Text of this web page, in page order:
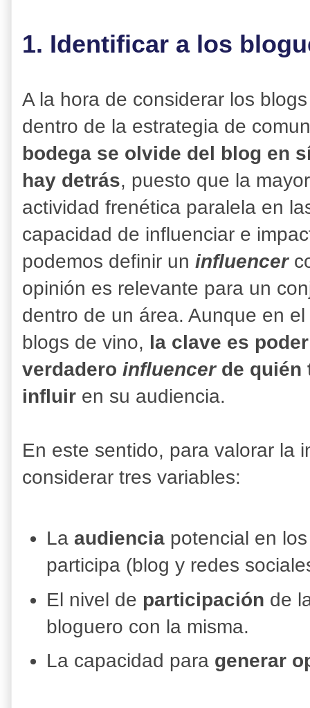
1. Identificar a los
A la hora de considerar los
dentro de la estrategia de
bodega se olvide del blog en
hay detrás, puesto que la
actividad frenética paralela en
capacidad de influenciar e
podemos definir un influencer
opinión es relevante para un
dentro de un área. Aunque en
blogs de vino, la clave es
verdadero influencer de quién
influir en su audiencia.
En este sentido, para valorar la
considerar tres variables:
La audiencia potencial en
participa (blog y redes
El nivel de participación de
bloguero con la misma.
La capacidad para generar